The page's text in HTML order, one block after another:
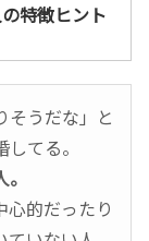
特徴ヒント
そうだな」と
てる。
的だったり